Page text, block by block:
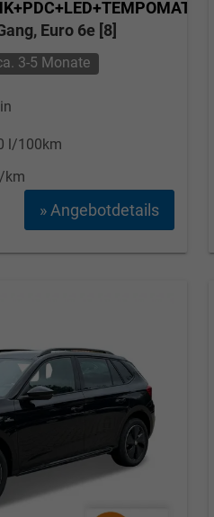
Euro 6e [8]
3-5 Monate
l/100km
km
» Angebotdetails